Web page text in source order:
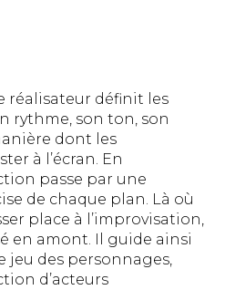
réalisateur définit les
rythme, son ton, son
dont les
à l’écran. En
passe par une
de chaque plan. Là où
place à l’improvisation,
en amont. Il guide ainsi
jeu des personnages,
d’acteurs